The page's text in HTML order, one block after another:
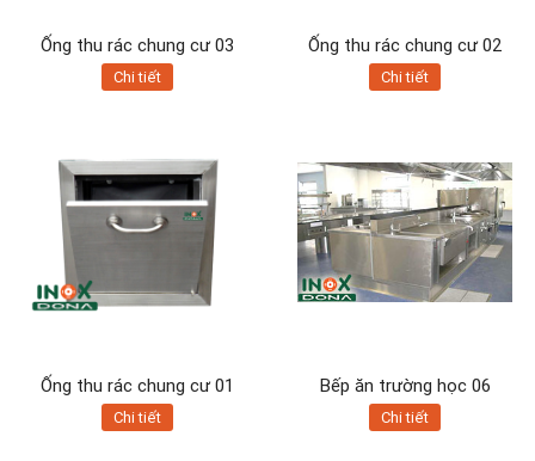
Ống thu rác chung cư 03
Chi tiết
Ống thu rác chung cư 02
Chi tiết
Ống thu rác chung cư 01
Chi tiết
Bếp ăn trường học 06
Chi tiết